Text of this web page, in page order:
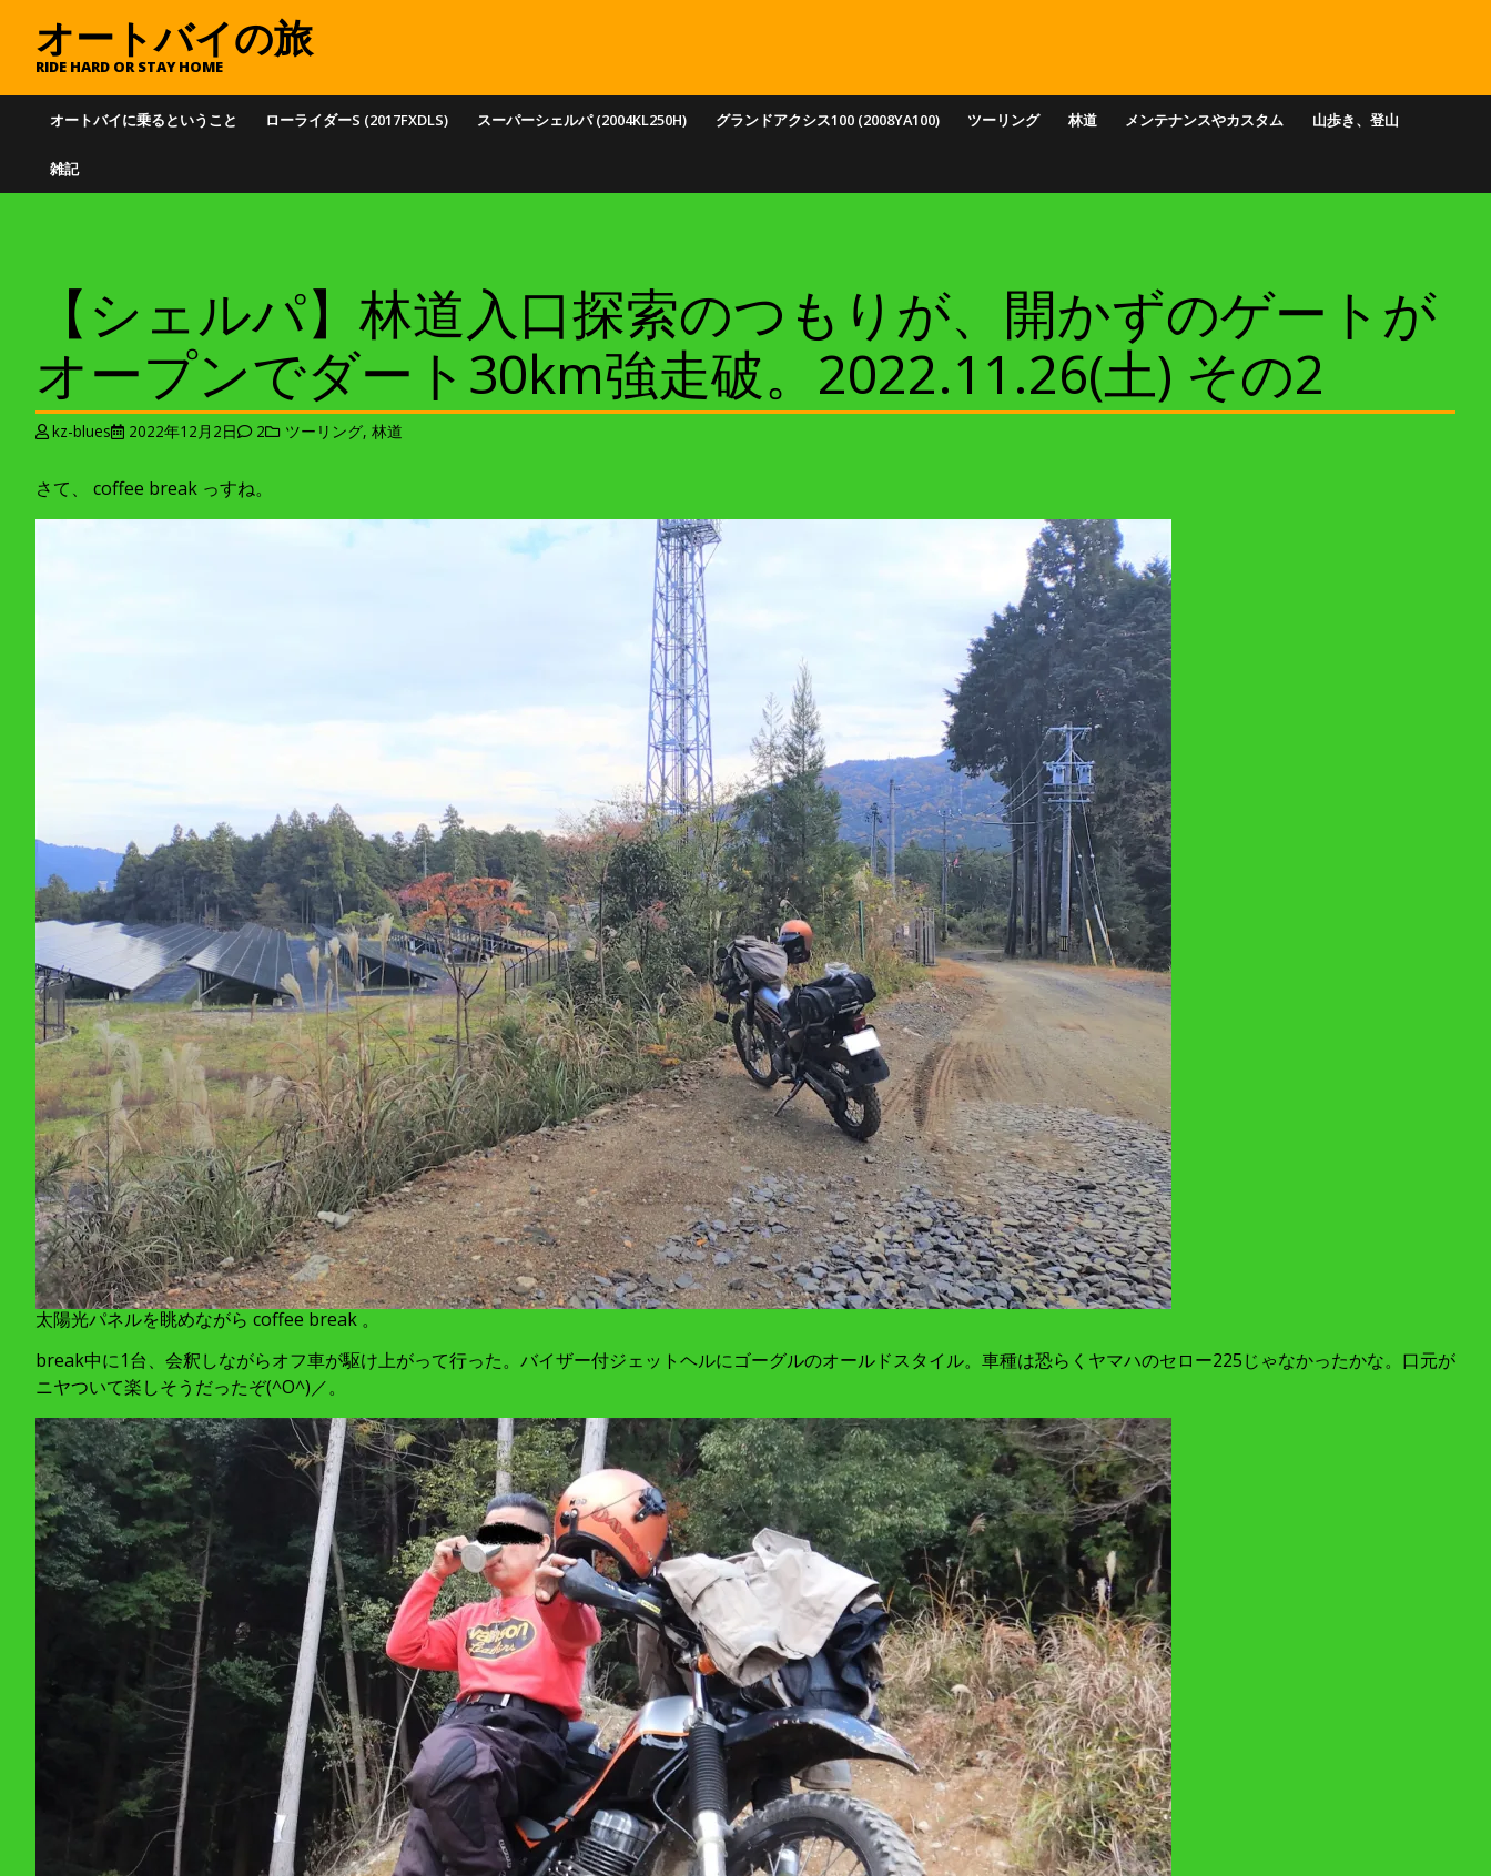
オートバイに乗るということ ローライダーS (2017FXDLS) スーパーシェルパ (2004KL250H) グランドアクシス100 (2008YA100) ツーリング 林道 メンテナンスやカスタム 山歩き、登山
雑記
オートバイの旅
RIDE HARD OR STAY HOME
【シェルパ】林道入口探索のつもりが、開かずのゲートが
オープンでダート30km強走破。2022.11.26(土) その2
kz-blues 2022年12月2日 2 ツーリング, 林道
さて、 coffee break っすね。
太陽光パネルを眺めながら coffee break 。
break中に1台、会釈しながらオフ車が駆け上がって行った。バイザー付ジェットヘルにゴーグルのオールドスタイル。車種は恐らくヤマハのセロー225じゃなかったかな。口元が
ニヤついて楽しそうだったぞ(^O^)／。